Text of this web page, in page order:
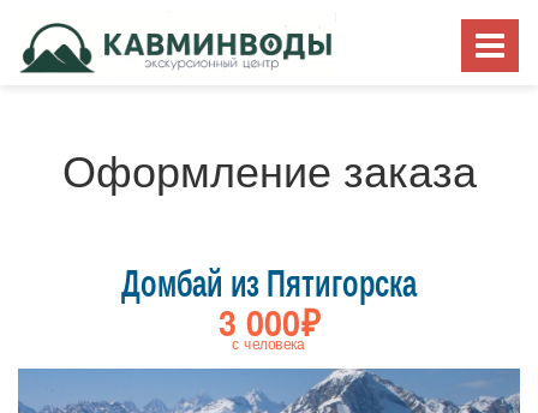
Оформление заказа
Домбай из Пятигорска
3 000₽
с человека